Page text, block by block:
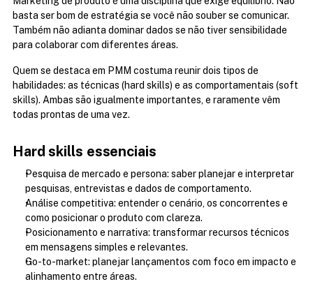
basta ser bom de estratégia se você não souber se comunicar.
Também não adianta dominar dados se não tiver sensibilidade
para colaborar com diferentes áreas.
Quem se destaca em PMM costuma reunir dois tipos de
habilidades: as técnicas (hard skills) e as comportamentais (soft
skills). Ambas são igualmente importantes, e raramente vêm
todas prontas de uma vez.
Hard skills essenciais
Pesquisa de mercado e persona: saber planejar e interpretar
pesquisas, entrevistas e dados de comportamento.
Análise competitiva: entender o cenário, os concorrentes e
como posicionar o produto com clareza.
Posicionamento e narrativa: transformar recursos técnicos
em mensagens simples e relevantes.
Go-to-market: planejar lançamentos com foco em impacto e
alinhamento entre áreas.